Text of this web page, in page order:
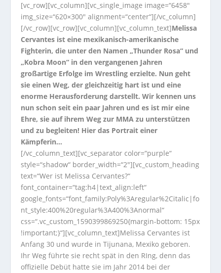
[vc_row][vc_column][vc_single_image image=“6458″
img_size=“620×300″ alignment=“center“][/vc_column]
[/vc_row][vc_row][vc_column][vc_column_text]Melissa
Cervantes ist eine mexikanisch-amerikanische
Fighterin, die unter den Namen „Thunder Rosa“ und
„Kobra Moon“ in den vergangenen Jahren
großartige Erfolge im Wrestling erzielte. Nun geht
sie einen Weg, der gleichzeitig hart ist und eine
enorme Herausforderung darstellt. Wir kennen uns
nun schon seit ein paar Jahren und es ist mir eine
Ehre, sie auf ihrem Weg zur MMA zu unterstützen
und zu begleiten! Hier das Portrait einer
Kämpferin…
[/vc_column_text][vc_separator color=“purple“
style=“shadow“ border_width=“2″][vc_custom_heading
text=“Wer ist Melissa Cervantes?“
font_container=“tag:h4|text_align:left“
google_fonts=“font_family:Poly%3Aregular%2Citalic|fo
nt_style:400%20regular%3A400%3Anormal“
css=“.vc_custom_1590399869250{margin-bottom: 15px
!important;}“][vc_column_text]Melissa Cervantes ist
Anfang 30 und wurde in Tijunana, Mexiko geboren.
Ihr Weg führte sie recht spät in den RIng, denn das
offizielle Debüt hatte sie im Jahr 2014 bei der